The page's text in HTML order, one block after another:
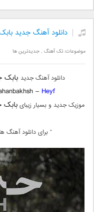
دانلود آهنگ جدید
موضوعات:تک آهنگ ,جدیدترین ها
دانلود آهنگ جدید
–Heyf
موزیک جدید و بسیار زیبای
” برای دانلود آهنگ